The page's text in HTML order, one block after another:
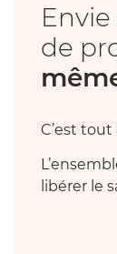
de
C’est tout
libérer le